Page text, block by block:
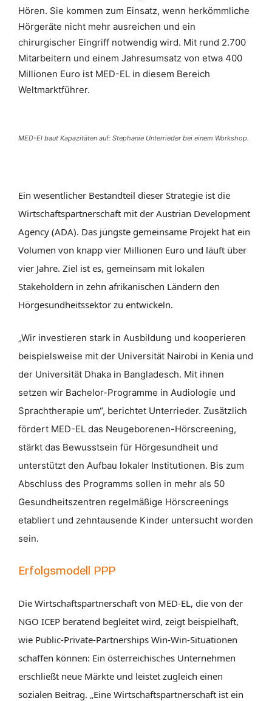
Hören. Sie kommen zum Einsatz, wenn herkömmliche
Hörgeräte nicht mehr ausreichen und ein
chirurgischer Eingriff notwendig wird. Mit rund 2.700
Mitarbeitern und einem Jahresumsatz von etwa 400
Millionen Euro ist MED-EL in diesem Bereich
Weltmarktführer.
MED-El baut Kapazitäten auf: Stephanie Unterrieder bei einem Workshop.
Ein wesentlicher Bestandteil dieser Strategie ist die
Wirtschaftspartnerschaft mit der Austrian Development
Agency (ADA). Das jüngste gemeinsame Projekt hat ein
Volumen von knapp vier Millionen Euro und läuft über
vier Jahre. Ziel ist es, gemeinsam mit lokalen
Stakeholdern in zehn afrikanischen Ländern den
Hörgesundheitssektor zu entwickeln.
„Wir investieren stark in Ausbildung und kooperieren
beispielsweise mit der Universität Nairobi in Kenia und
der Universität Dhaka in Bangladesch. Mit ihnen
setzen wir Bachelor-Programme in Audiologie und
Sprachtherapie um“, berichtet Unterrieder. Zusätzlich
fördert MED-EL das Neugeborenen-Hörscreening,
stärkt das Bewusstsein für Hörgesundheit und
unterstützt den Aufbau lokaler Institutionen. Bis zum
Abschluss des Programms sollen in mehr als 50
Gesundheitszentren regelmäßige Hörscreenings
etabliert und zehntausende Kinder untersucht worden
sein.
Erfolgsmodell PPP
Die Wirtschaftspartnerschaft von MED-EL, die von der
NGO ICEP beratend begleitet wird, zeigt beispielhaft,
wie Public-Private-Partnerships Win-Win-Situationen
schaffen können: Ein österreichisches Unternehmen
erschließt neue Märkte und leistet zugleich einen
sozialen Beitrag. „Eine Wirtschaftspartnerschaft ist ein